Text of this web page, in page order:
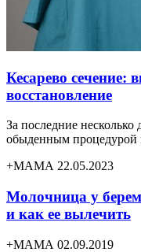
Кесарево сечение:
восстановление
За последние несколько
обыденным
+МАМА 22.05.2023
Молочница у
и как ее вылечить
+МАМА 02.09.2019